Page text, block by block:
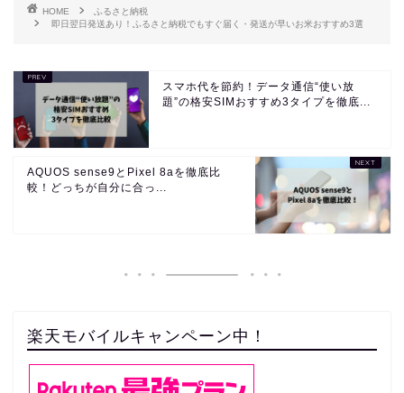
HOME
ふるさと納税
即日翌日発送あり！ふるさと納税でもすぐ届く・発送が早いお米おすすめ3選
スマホ代を節約！データ通信“使い放
題”の格安SIMおすすめ3タイプを徹底...
AQUOS sense9とPixel 8aを徹底比
較！どっちが自分に合っ...
楽天モバイルキャンペーン中！